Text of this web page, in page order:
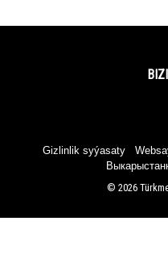
Gizlinlik syýasaty
© 2026